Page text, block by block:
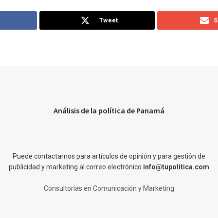
Tweet
Análisis de la política de Panamá
Puede contactarnos para artículos de opinión y para gestión de
publicidad y marketing al correo electrónico info@tupolitica.com
Consultorías en Comunicación y Marketing